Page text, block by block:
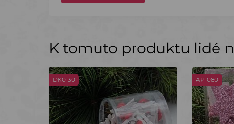
K tomuto produktu lidé
DK0130 AP1080